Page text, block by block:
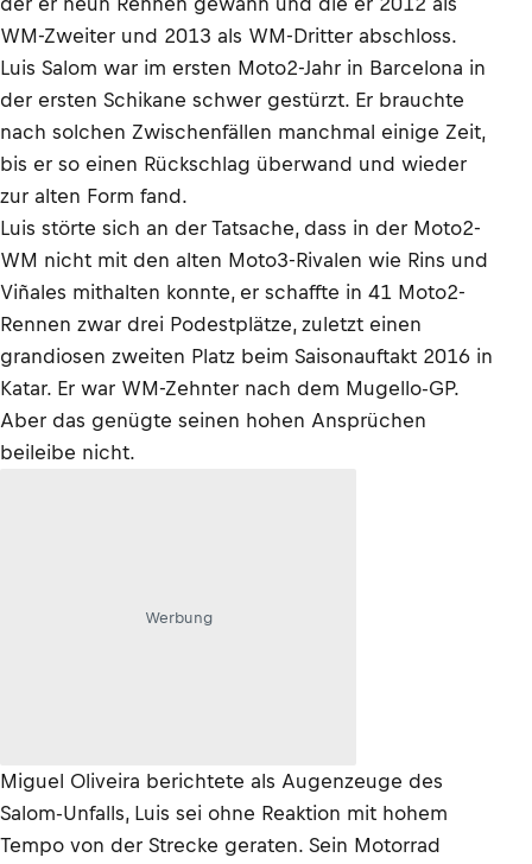
WM-Zweiter und 2013 als WM-Dritter abschloss.
Luis Salom war im ersten Moto2-Jahr in Barcelona in
der ersten Schikane schwer gestürzt. Er brauchte
nach solchen Zwischenfällen manchmal einige Zeit,
bis er so einen Rückschlag überwand und wieder
zur alten Form fand.
Luis störte sich an der Tatsache, dass in der Moto2-
WM nicht mit den alten Moto3-Rivalen wie Rins und
Viñales mithalten konnte, er schaffte in 41 Moto2-
Rennen zwar drei Podestplätze, zuletzt einen
grandiosen zweiten Platz beim Saisonauftakt 2016 in
Katar. Er war WM-Zehnter nach dem Mugello-GP.
Aber das genügte seinen hohen Ansprüchen
beileibe nicht.
Werbung
Miguel Oliveira berichtete als Augenzeuge des
Salom-Unfalls, Luis sei ohne Reaktion mit hohem
Tempo von der Strecke geraten. Sein Motorrad